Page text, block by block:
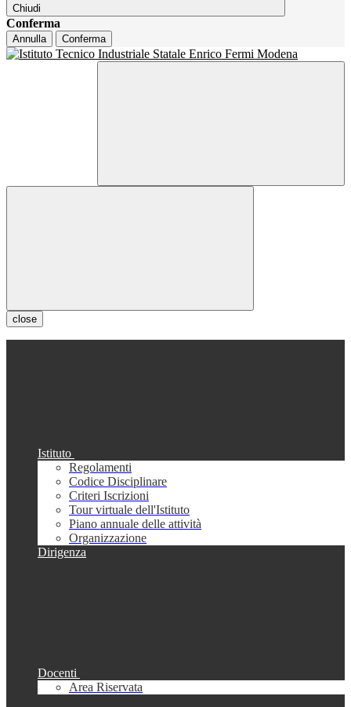
Chiudi
Conferma
Annulla Conferma
close
Istituto
Regolamenti
Codice Disciplinare
Criteri Iscrizioni
Tour virtuale dell'Istituto
Piano annuale delle attività
Organizzazione
Dirigenza
Docenti
Area Riservata